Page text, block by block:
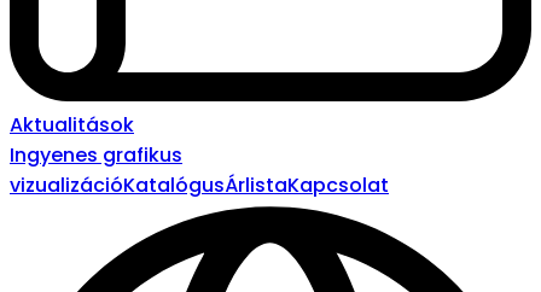
Aktualitások
Ingyenes grafikus
vizualizációKatalógusÁrlistaKapcsolat